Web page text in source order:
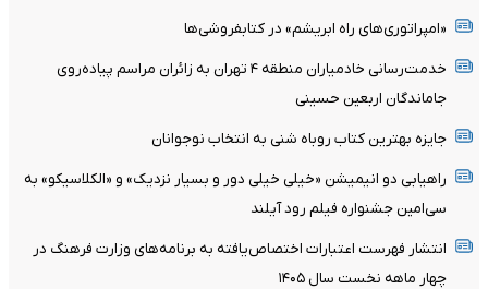
«امپراتوری‌های راه ابریشم» در کتابفروشی‌ها
خدمت‌رسانی خادمیاران منطقه ۴ تهران به زائران مراسم پیاده‌روی
جاماندگان اربعین حسینی
جایزه بهترین کتاب روباه شنی به انتخاب نوجوانان
راهیابی دو انیمیشن «خیلی خیلی دور و بسیار نزدیک» و «الکلاسیکو» به
سی‌امین جشنواره فیلم رود آیلند
انتشار فهرست اعتبارات اختصاص‌یافته به برنامه‌های وزارت فرهنگ در
چهار ماهه نخست سال ۱۴۰۵